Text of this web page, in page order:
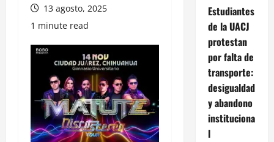
13 agosto, 2025
1 minute read
Estudiantes
de la UACJ
protestan
por falta de
transporte:
desigualdad
y abandono
instituciona
l